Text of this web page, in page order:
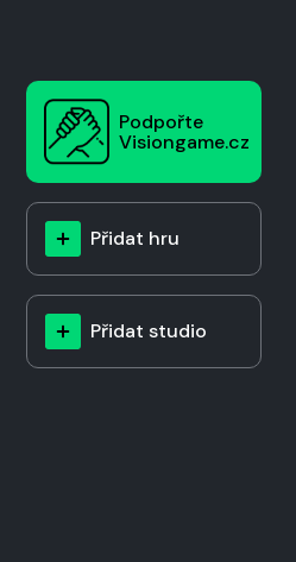
Podpořte
Visiongame.cz
Přidat hru
Přidat studio